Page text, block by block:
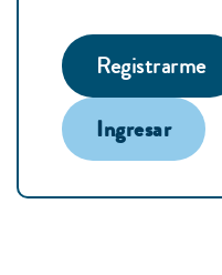
Registrarme
Ingresar